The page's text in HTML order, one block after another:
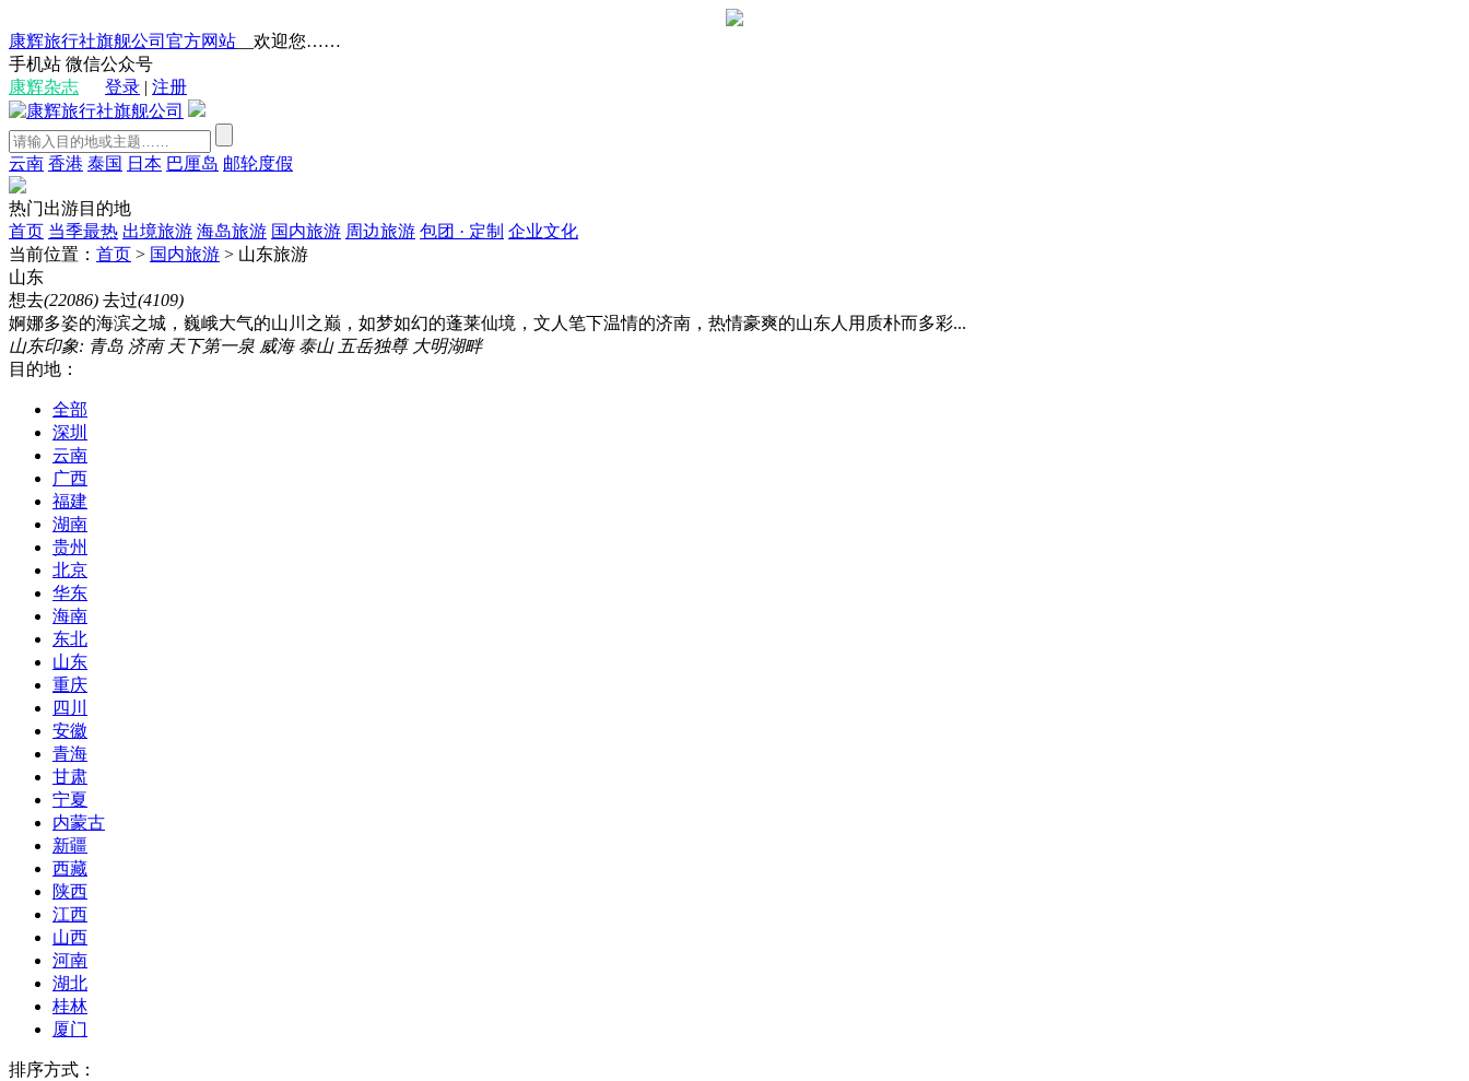
康辉旅行社旗舰公司官方网站 __欢迎您……
手机站 微信公众号
康辉杂志
登录 | 注册
云南 香港 泰国 日本 巴厘岛 邮轮度假
热门出游目的地
首页 当季最热 出境旅游 海岛旅游 国内旅游 周边旅游 包团 · 定制 企业文化
当前位置： 首页 > 国内旅游 > 山东旅游
山东
想去(22086) 去过(4109)
婀娜多姿的海滨之城，巍峨大气的山川之巅，如梦如幻的蓬莱仙境，文人笔下温情的济南，热情豪爽的山东人用质朴而多彩...
山东印象: 青岛 济南 天下第一泉 威海 泰山 五岳独尊 大明湖畔
目的地：
全部
深圳
云南
广西
福建
湖南
贵州
北京
华东
海南
东北
山东
重庆
四川
安徽
青海
甘肃
宁夏
内蒙古
新疆
西藏
陕西
江西
山西
河南
湖北
桂林
厦门
排序方式：